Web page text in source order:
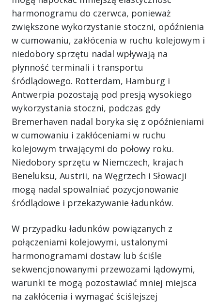
harmonogramu do czerwca, ponieważ
zwiększone wykorzystanie stoczni, opóźnienia
w cumowaniu, zakłócenia w ruchu kolejowym i
niedobory sprzętu nadal wpływają na
płynność terminali i transportu
śródlądowego. Rotterdam, Hamburg i
Antwerpia pozostają pod presją wysokiego
wykorzystania stoczni, podczas gdy
Bremerhaven nadal boryka się z opóźnieniami
w cumowaniu i zakłóceniami w ruchu
kolejowym trwającymi do połowy roku.
Niedobory sprzętu w Niemczech, krajach
Beneluksu, Austrii, na Węgrzech i Słowacji
mogą nadal spowalniać pozycjonowanie
śródlądowe i przekazywanie ładunków.
W przypadku ładunków powiązanych z
połączeniami kolejowymi, ustalonymi
harmonogramami dostaw lub ściśle
sekwencjonowanymi przewozami lądowymi,
warunki te mogą pozostawiać mniej miejsca
na zakłócenia i wymagać ściślejszej